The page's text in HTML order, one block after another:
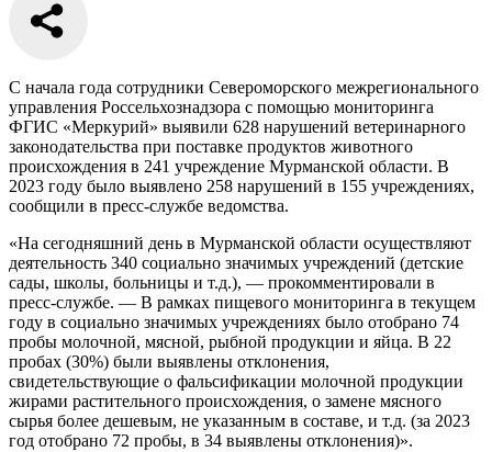
С начала года сотрудники Североморского межрегионального
управления Россельхознадзора с помощью мониторинга
ФГИС «Меркурий» выявили 628 нарушений ветеринарного
законодательства при поставке продуктов животного
происхождения в 241 учреждение Мурманской области. В
2023 году было выявлено 258 нарушений в 155 учреждениях,
сообщили в пресс-службе ведомства.
«На сегодняшний день в Мурманской области осуществляют
деятельность 340 социально значимых учреждений (детские
сады, школы, больницы и т.д.), — прокомментировали в
пресс-службе. — В рамках пищевого мониторинга в текущем
году в социально значимых учреждениях было отобрано 74
пробы молочной, мясной, рыбной продукции и яйца. В 22
пробах (30%) были выявлены отклонения,
свидетельствующие о фальсификации молочной продукции
жирами растительного происхождения, о замене мясного
сырья более дешевым, не указанным в составе, и т.д. (за 2023
год отобрано 72 пробы, в 34 выявлены отклонения)».